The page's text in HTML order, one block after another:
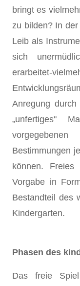
bringt es
zu bilden? In
Leib als
sich
erarbeitet-
Anregung
„unfertiges"
Bestimmungen
können.
Vorgabe in
Bestandteil des
Kindergarten.
Phasen des
Das freie